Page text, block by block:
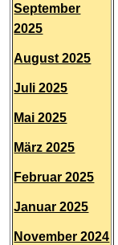
September
2025
August 2025
Juli 2025
Mai 2025
März 2025
Februar 2025
Januar 2025
November 2024